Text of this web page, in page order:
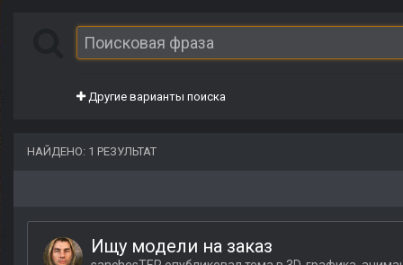
Другие варианты поиска
НАЙДЕНО: 1 РЕЗУЛЬТАТ
Ищу модели на заказ